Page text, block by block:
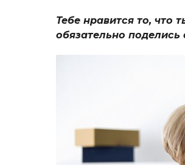
Тебе нравится то, что
обязательно поделись